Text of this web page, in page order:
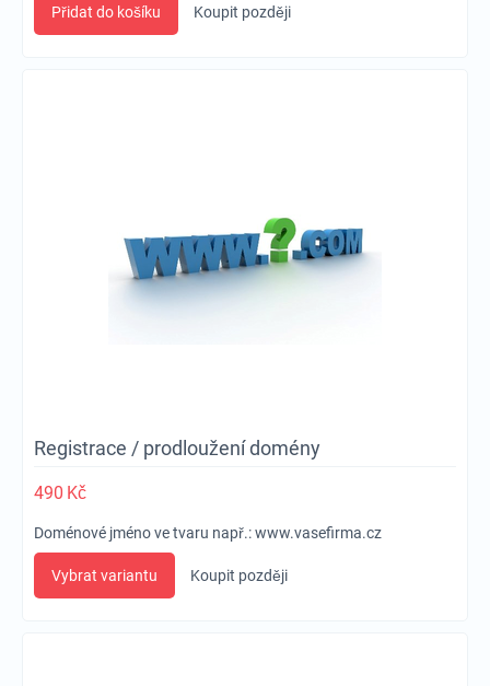
Přidat do košíku Koupit později
Registrace / prodloužení domény
490 Kč
Doménové jméno ve tvaru např.:www.vasefirma.cz
Vybrat variantu Koupit později